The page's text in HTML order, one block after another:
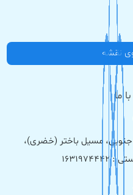
نقشه
ما
جنوبی، مسیل باختر (خضری)،